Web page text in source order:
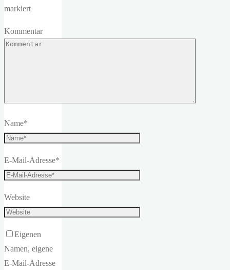
markiert
Kommentar
Name*
E-Mail-Adresse*
Website
Eigenen
Namen, eigene
E-Mail-Adresse